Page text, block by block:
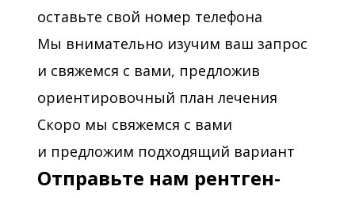
оставьте свой номер телефона
Мы внимательно изучим ваш запрос
и свяжемся с вами, предложив
ориентировочный план лечения
Скоро мы свяжемся с вами
и предложим подходящий вариант
Отправьте нам рентген-